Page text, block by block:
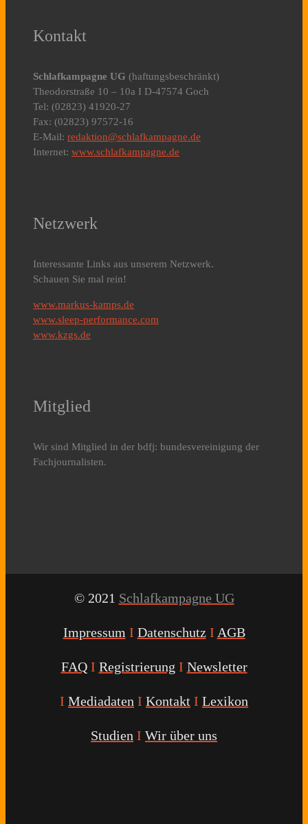
Kontakt
Schlafkampagne UG (haftungsbeschränkt)
Theodorstraße 10 – 10a I D-47574 Goch
Tel: (02823) 41920-27
Fax: (02823) 97572-16
E-Mail: redaktion@schlafkampagne.de
Internet: www.schlafkampagne.de
Netzwerk
Interessante Links aus unserem Netzwerk.
Schauen Sie mal rein!
www.markus-kamps.de
www.sleep-performance.com
www.kzgs.de
Mitglied
Wir sind Mitglied in der bdfj: bundesvereinigung der
Fachjournalisten.
© 2021 Schlafkampagne UG
Impressum I Datenschutz I AGB
FAQ I Registrierung I Newsletter
I Mediadaten I Kontakt I Lexikon
Studien I Wir über uns